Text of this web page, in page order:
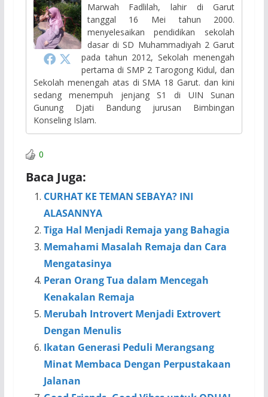
Marwah Fadlilah, lahir di Garut
tanggal 16 Mei tahun 2000.
menyelesaikan pendidikan sekolah
dasar di SD Muhammadiyah 2 Garut
pada tahun 2012, Sekolah menengah
pertama di SMP 2 Tarogong Kidul, dan
Sekolah menengah atas di SMA 18 Garut. dan kini
sedang menempuh jenjang S1 di UIN Sunan
Gunung Djati Bandung jurusan Bimbingan
Konseling Islam.
0
Baca Juga:
CURHAT KE TEMAN SEBAYA? INI
ALASANNYA
Tiga Hal Menjadi Remaja yang Bahagia
Memahami Masalah Remaja dan Cara
Mengatasinya
Peran Orang Tua dalam Mencegah
Kenakalan Remaja
Merubah Introvert Menjadi Extrovert
Dengan Menulis
Ikatan Generasi Peduli Merangsang
Minat Membaca Dengan Perpustakaan
Jalanan